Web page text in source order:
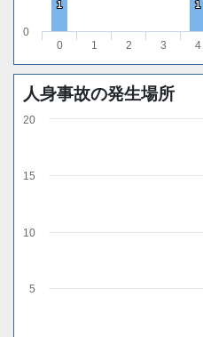
1
1 1
1
0 1 2 3 4
0
人身事故の発生場所
5
10
15
20